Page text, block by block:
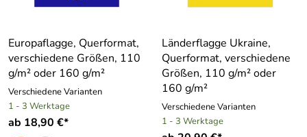
Europaflagge, Querformat,
verschiedene Größen, 110
g/m² oder 160 g/m²
Verschiedene Varianten
1 - 3 Werktage
ab 18,90 €*
Länderflagge Ukraine,
Querformat, verschiedene
Größen, 110 g/m² oder
160 g/m²
Verschiedene Varianten
1 - 3 Werktage